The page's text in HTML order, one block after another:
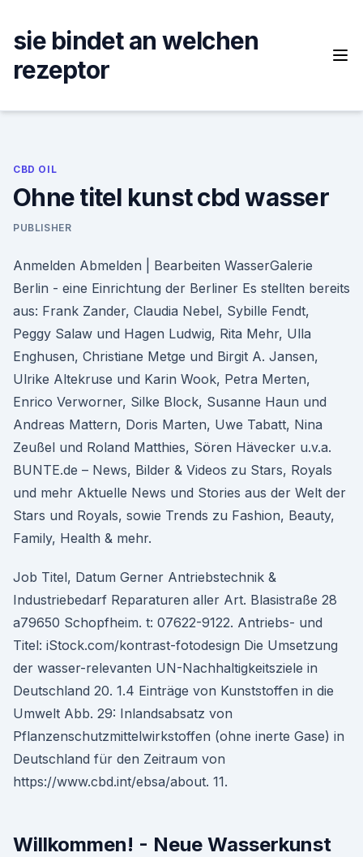
content
sie bindet an welchen
rezeptor
CBD OIL
Ohne titel kunst cbd wasser
PUBLISHER
Anmelden Abmelden | Bearbeiten WasserGalerie
Berlin - eine Einrichtung der Berliner Es stellten bereits
aus: Frank Zander, Claudia Nebel, Sybille Fendt,
Peggy Salaw und Hagen Ludwig, Rita Mehr, Ulla
Enghusen, Christiane Metge und Birgit A. Jansen,
Ulrike Altekruse und Karin Wook, Petra Merten,
Enrico Verworner, Silke Block, Susanne Haun und
Andreas Mattern, Doris Marten, Uwe Tabatt, Nina
Zeußel und Roland Matthies, Sören Hävecker u.v.a.
BUNTE.de – News, Bilder & Videos zu Stars, Royals
und mehr Aktuelle News und Stories aus der Welt der
Stars und Royals, sowie Trends zu Fashion, Beauty,
Family, Health & mehr.
Job Titel, Datum Gerner Antriebstechnik &
Industriebedarf Reparaturen aller Art. Blasistraße 28
a79650 Schopfheim. t: 07622-9122. Antriebs- und
Titel: iStock.com/kontrast-fotodesign Die Umsetzung
der wasser-relevanten UN-Nachhaltigkeitsziele in
Deutschland 20. 1.4 Einträge von Kunststoffen in die
Umwelt Abb. 29: Inlandsabsatz von
Pflanzenschutzmittelwirkstoffen (ohne inerte Gase) in
Deutschland für den Zeitraum von
https://www.cbd.int/ebsa/about. 11.
Willkommen! - Neue Wasserkunst